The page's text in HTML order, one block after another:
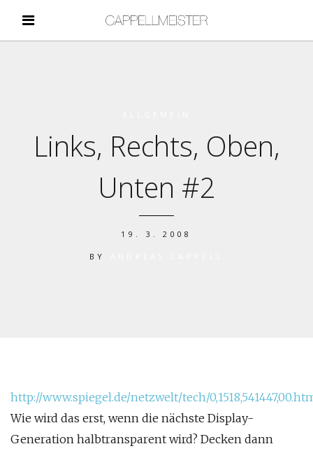
Links, Rechts, Oben,
Unten #2
19. 3. 2008
BY
http://www.spiegel.de/netzwelt/tech/
Wie wird das erst, wenn die nächste Display-
Generation halbtransparent wird? Decken dann